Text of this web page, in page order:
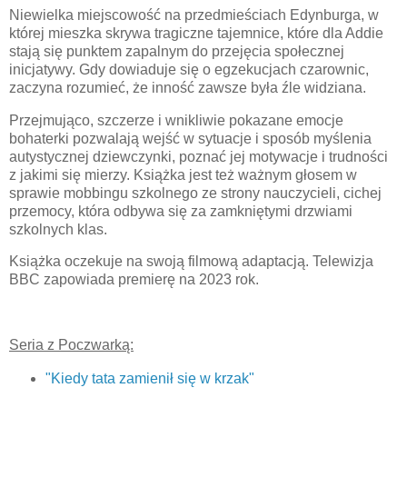
Niewielka miejscowość na przedmieściach Edynburga, w
której mieszka skrywa tragiczne tajemnice, które dla Addie
stają się punktem zapalnym do przejęcia społecznej
inicjatywy. Gdy dowiaduje się o egzekucjach czarownic,
zaczyna rozumieć, że inność zawsze była źle widziana.
Przejmująco, szczerze i wnikliwie pokazane emocje
bohaterki pozwalają wejść w sytuacje i sposób myślenia
autystycznej dziewczynki, poznać jej motywacje i trudności
z jakimi się mierzy. Książka jest też ważnym głosem w
sprawie mobbingu szkolnego ze strony nauczycieli, cichej
przemocy, która odbywa się za zamkniętymi drzwiami
szkolnych klas.
Książka oczekuje na swoją filmową adaptacją. Telewizja
BBC zapowiada premierę na 2023 rok.
Seria z Poczwarką:
"Kiedy tata zamienił się w krzak"